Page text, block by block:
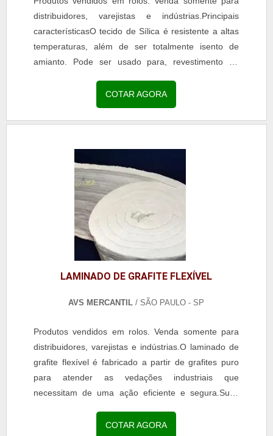
distribuidores, varejistas e indústrias.Principais
característicasO tecido de Sílica é resistente a altas
temperaturas, além de ser totalmente isento de
amianto. Pode ser usado para, revestimento de
COTAR AGORA
LAMINADO DE GRAFITE FLEXÍVEL
AVS MERCANTIL / SÃO PAULO - SP
Produtos vendidos em rolos. Venda somente para
distribuidores, varejistas e indústrias.O laminado de
grafite flexível é fabricado a partir de grafites puro
para atender as vedações industriais que
necessitam de uma ação eficiente e segura.Suas
COTAR AGORA